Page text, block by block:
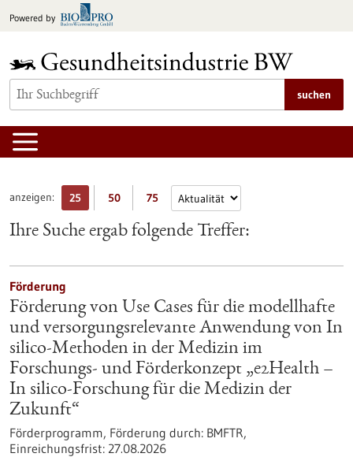
Inhalt
Powered by
suchen
anzeigen: 25 50 75
Ihre Suche ergab folgende Treffer:
Förderung
Förderung von Use Cases für die modellhafte
und versorgungsrelevante Anwendung von In
silico-Methoden in der Medizin im
Forschungs- und Förderkonzept „e2Health –
In silico-Forschung für die Medizin der
Zukunft“
Förderprogramm, Förderung durch: BMFTR,
Einreichungsfrist: 27.08.2026